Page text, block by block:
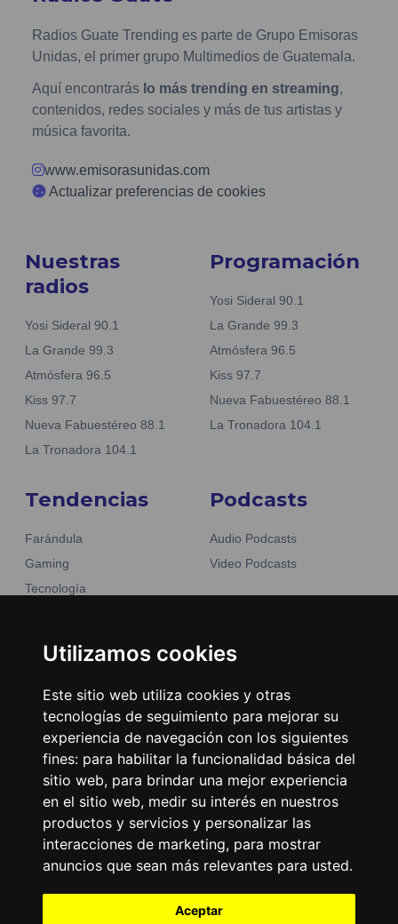
Utilizamos cookies
Este sitio web utiliza cookies y otras
tecnologías de seguimiento para mejorar su
experiencia de navegación con los siguientes
fines: para habilitar la funcionalidad básica del
sitio web, para brindar una mejor experiencia
en el sitio web, medir su interés en nuestros
productos y servicios y personalizar las
interacciones de marketing, para mostrar
anuncios que sean más relevantes para usted.
Aceptar
Radios Guate Trending es parte de Grupo Emisoras
Unidas, el primer grupo Multimedios de Guatemala.
Aquí encontrarás lo más trending en streaming,
contenidos, redes sociales y más de tus artistas y
música favorita.
www.emisorasunidas.com
Actualizar preferencias de cookies
Nuestras
radios
Yosi Sideral 90.1
La Grande 99.3
Atmósfera 96.5
Kiss 97.7
Nueva Fabuestéreo 88.1
La Tronadora 104.1
Programación
Yosi Sideral 90.1
La Grande 99.3
Atmósfera 96.5
Kiss 97.7
Nueva Fabuestéreo 88.1
La Tronadora 104.1
Tendencias
Farándula
Gaming
Tecnología
Noticias
Podcasts
Audio Podcasts
Video Podcasts
Emisoras Unidas
Encuéntranos
Contacto
Términos y condiciones
Directorio